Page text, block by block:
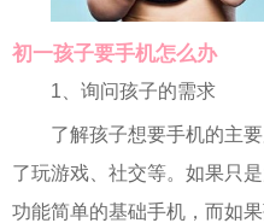
初一孩子要手机怎么办
1、询问孩子的需求
了解孩子想要手机的主
了玩游戏、社交等。如果只
功能简单的基础手机，而如